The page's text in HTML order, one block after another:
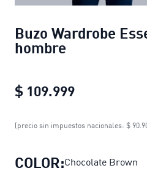
Buzo Wardrobe
hombre
$ 109.999
Buzo
(precio sin impuestos nacionales: $
COLOR:Chocolate Brown